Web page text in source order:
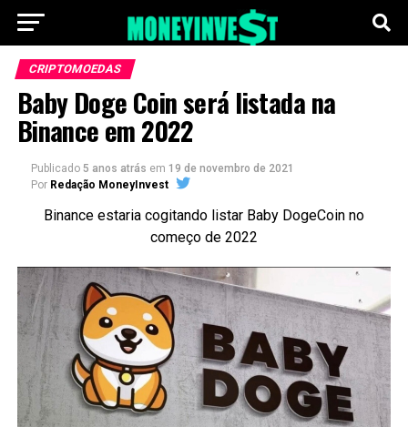
CRIPTOMOEDAS
Baby Doge Coin será listada na
Binance em 2022
Publicado 5 anos atrás em 19 de novembro de 2021
Por Redação MoneyInvest
Binance estaria cogitando listar Baby DogeCoin no
começo de 2022